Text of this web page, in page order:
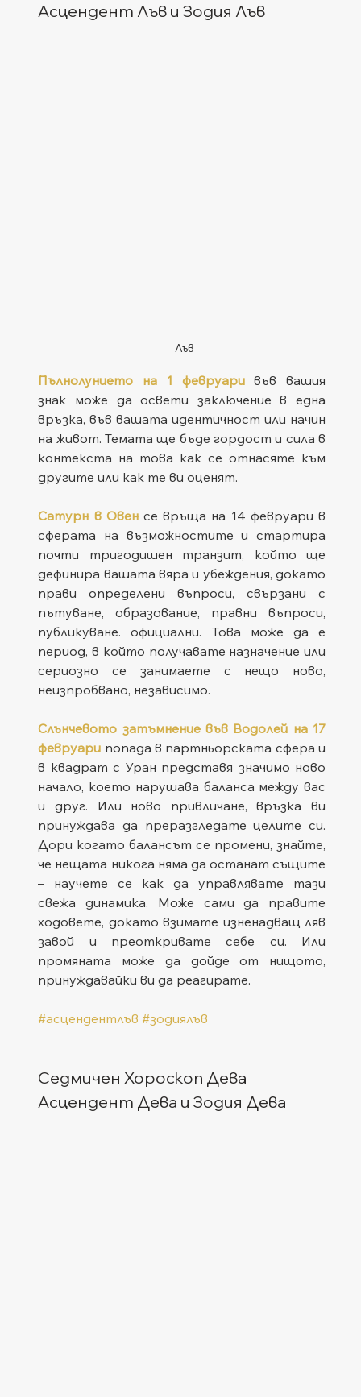
Асцендент Лъв и Зодия Лъв
Лъв
Пълнолунието на 1 февруари във вашия
знак може да освети заключение в една
връзка, във вашата идентичност или начин
на живот. Темата ще бъде гордост и сила в
контекста на това как се отнасяте към
другите или как те ви оценят.
Сатурн в Овен се връща на 14 февруари в
сферата на възможностите и стартира
почти тригодишен транзит, който ще
дефинира вашата вяра и убеждения, докато
прави определени въпроси, свързани с
пътуване, образование, правни въпроси,
публикуване. официални. Това може да е
период, в който получавате назначение или
сериозно се занимаете с нещо ново,
неизпробвано, независимо.
Слънчевото затъмнение във Водолей на 17
февруари попада в партньорската сфера и
в квадрат с Уран представя значимо ново
начало, което нарушава баланса между вас
и друг. Или ново привличане, връзка ви
принуждава да преразгледате целите си.
Дори когато балансът се промени, знайте,
че нещата никога няма да останат същите
– научете се как да управлявате тази
свежа динамика. Може сами да правите
ходовете, докато взимате изненадващ ляв
завой и преоткривате себе си. Или
промяната може да дойде от нищото,
принуждавайки ви да реагирате.
#асцендентлъв #зодиялъв
Седмичен Хороскоп Дева
Асцендент Дева и Зодия Дева